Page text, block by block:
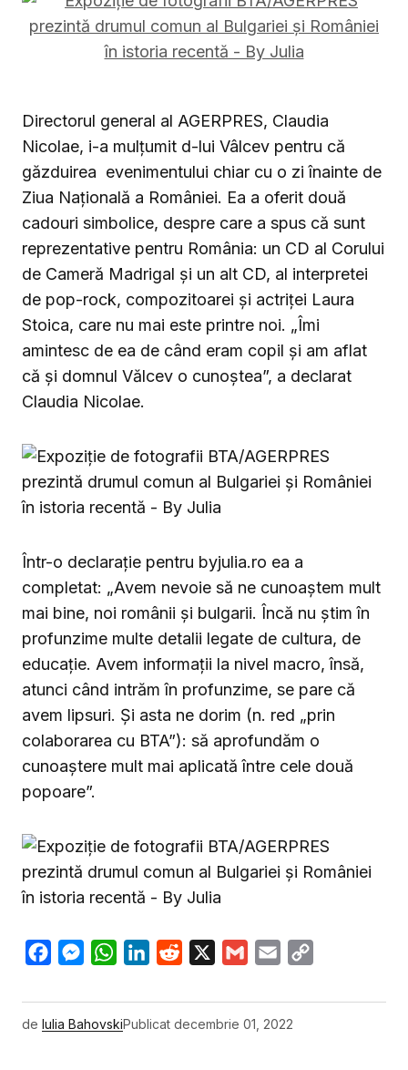
Directorul general al AGERPRES, Claudia
Nicolae, i-a mulţumit d-lui Vâlcev pentru că
găzduirea evenimentului chiar cu o zi înainte de
Ziua Naţională a României. Ea a oferit două
cadouri simbolice, despre care a spus că sunt
reprezentative pentru România: un CD al Corului
de Cameră Madrigal şi un alt CD, al interpretei
de pop-rock, compozitoarei şi actriţei Laura
Stoica, care nu mai este printre noi. „Îmi
amintesc de ea de când eram copil şi am aflat
că şi domnul Vălcev o cunoştea”, a declarat
Claudia Nicolae.
Într-o declarație pentru byjulia.ro ea a
completat: „Avem nevoie să ne cunoaștem mult
mai bine, noi românii și bulgarii. Încă nu știm în
profunzime multe detalii legate de cultura, de
educație. Avem informații la nivel macro, însă,
atunci când intrăm în profunzime, se pare că
avem lipsuri. Și asta ne dorim (n. red „prin
colaborarea cu BTA”): să aprofundăm o
cunoaștere mult mai aplicată între cele două
popoare”.
FacebookMessenger
WhatsAppLinkedIn
Reddit Gmail Email
de Iulia BahovskiPublicat decembrie 01, 2022